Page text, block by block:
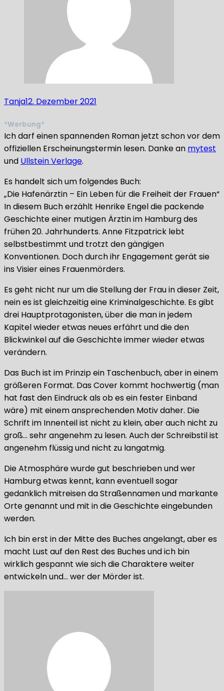
Tanja12. Dezember 2021
*Werbung*
Ich darf einen spannenden Roman jetzt schon vor dem
offiziellen Erscheinungstermin lesen. Danke an mytest
und Ullstein Verlage.
Es handelt sich um folgendes Buch:
„Die Hafenärztin – Ein Leben für die Freiheit der Frauen“
In diesem Buch erzählt Henrike Engel die packende
Geschichte einer mutigen Ärztin im Hamburg des
frühen 20. Jahrhunderts. Anne Fitzpatrick lebt
selbstbestimmt und trotzt den gängigen
Konventionen. Doch durch ihr Engagement gerät sie
ins Visier eines Frauenmörders.
Es geht nicht nur um die Stellung der Frau in dieser Zeit,
nein es ist gleichzeitig eine Kriminalgeschichte. Es gibt
drei Hauptprotagonisten, über die man in jedem
Kapitel wieder etwas neues erfährt und die den
Blickwinkel auf die Geschichte immer wieder etwas
verändern.
Das Buch ist im Prinzip ein Taschenbuch, aber in einem
größeren Format. Das Cover kommt hochwertig (man
hat fast den Eindruck als ob es ein fester Einband
wäre) mit einem ansprechenden Motiv daher. Die
Schrift im Innenteil ist nicht zu klein, aber auch nicht zu
groß… sehr angenehm zu lesen. Auch der Schreibstil ist
angenehm flüssig und nicht zu langatmig.
Die Atmosphäre wurde gut beschrieben und wer
Hamburg etwas kennt, kann eventuell sogar
gedanklich mitreisen da Straßennamen und markante
Orte genannt und mit in die Geschichte eingebunden
werden.
Ich bin erst in der Mitte des Buches angelangt, aber es
macht Lust auf den Rest des Buches und ich bin
wirklich gespannt wie sich die Charaktere weiter
entwickeln und… wer der Mörder ist.